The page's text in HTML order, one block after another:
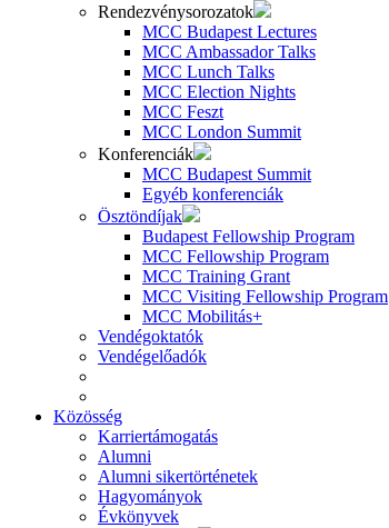
Rendezvénysorozatok
MCC Budapest Lectures
MCC Ambassador Talks
MCC Lunch Talks
MCC Election Nights
MCC Feszt
MCC London Summit
Konferenciák
MCC Budapest Summit
Egyéb konferenciák
Ösztöndíjak
Budapest Fellowship Program
MCC Fellowship Program
MCC Training Grant
MCC Visiting Fellowship Program
MCC Mobilitás+
Vendégoktatók
Vendégelőadók
Közösség
Karriertámogatás
Alumni
Alumni sikertörténetek
Hagyományok
Évkönyvek